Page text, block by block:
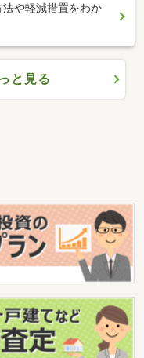
や軽減措置をわか
と見る